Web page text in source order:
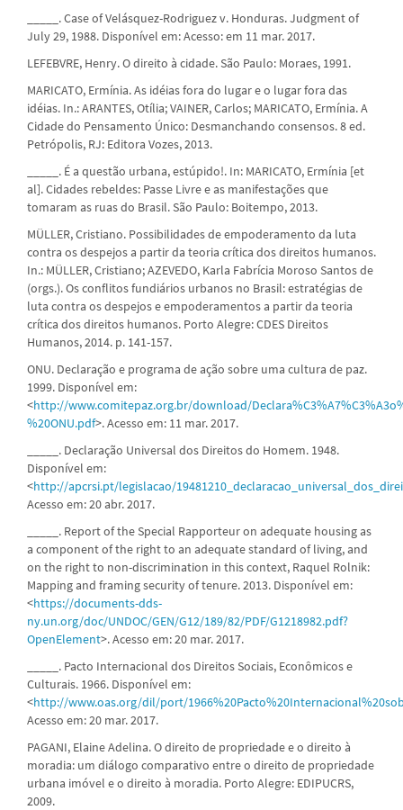
_____. Case of Velásquez-Rodriguez v. Honduras. Judgment of
July 29, 1988. Disponível em: Acesso: em 11 mar. 2017.
LEFEBVRE, Henry. O direito à cidade. São Paulo: Moraes, 1991.
MARICATO, Ermínia. As idéias fora do lugar e o lugar fora das
idéias. In.: ARANTES, Otília; VAINER, Carlos; MARICATO, Ermínia. A
Cidade do Pensamento Único: Desmanchando consensos. 8 ed.
Petrópolis, RJ: Editora Vozes, 2013.
_____. É a questão urbana, estúpido!. In: MARICATO, Ermínia [et
al]. Cidades rebeldes: Passe Livre e as manifestações que
tomaram as ruas do Brasil. São Paulo: Boitempo, 2013.
MÜLLER, Cristiano. Possibilidades de empoderamento da luta
contra os despejos a partir da teoria crítica dos direitos humanos.
In.: MÜLLER, Cristiano; AZEVEDO, Karla Fabrícia Moroso Santos de
(orgs.). Os conflitos fundiários urbanos no Brasil: estratégias de
luta contra os despejos e empoderamentos a partir da teoria
crítica dos direitos humanos. Porto Alegre: CDES Direitos
Humanos, 2014. p. 141-157.
ONU. Declaração e programa de ação sobre uma cultura de paz.
1999. Disponível em:
<http://www.comitepaz.org.br/download/
%20ONU.pdf>. Acesso em: 11 mar. 2017.
_____. Declaração Universal dos Direitos do Homem. 1948.
Disponível em:
<http://apcrsi.pt/legislacao/
Acesso em: 20 abr. 2017.
_____. Report of the Special Rapporteur on adequate housing as
a component of the right to an adequate standard of living, and
on the right to non-discrimination in this context, Raquel Rolnik:
Mapping and framing security of tenure. 2013. Disponível em:
<https://documents-dds-
ny.un.org/doc/UNDOC/GEN/G12/189/82/PDF/G1218982.pdf?
OpenElement>. Acesso em: 20 mar. 2017.
_____. Pacto Internacional dos Direitos Sociais, Econômicos e
Culturais. 1966. Disponível em:
<http://www.oas.org/dil/port/
Acesso em: 20 mar. 2017.
PAGANI, Elaine Adelina. O direito de propriedade e o direito à
moradia: um diálogo comparativo entre o direito de propriedade
urbana imóvel e o direito à moradia. Porto Alegre: EDIPUCRS,
2009.